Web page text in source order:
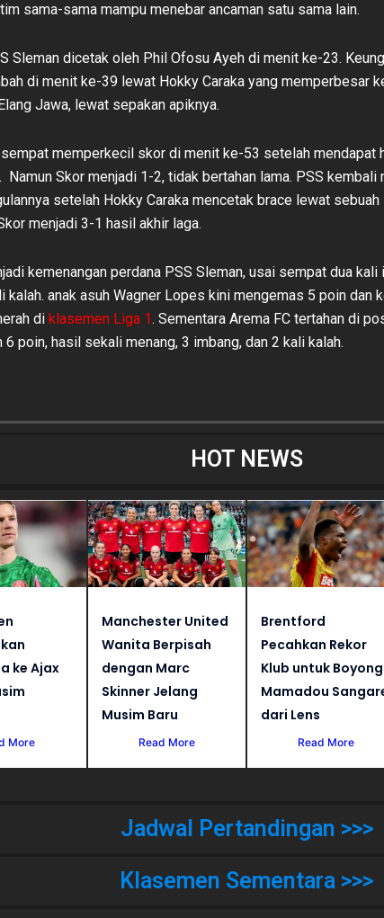
sama-sama mampu menebar ancaman satu sama lain.
Sleman dicetak oleh Phil Ofosu Ayeh di menit ke-23.
di menit ke-39 lewat Hokky Caraka yang memperbesar
Jawa, lewat sepakan apiknya.
memperkecil skor di menit ke-53 setelah mendapat
Namun Skor menjadi 1-2, tidak bertahan lama. PSS kembali
setelah Hokky Caraka mencetak brace lewat sebuah
menjadi 3-1 hasil akhir laga.
kemenangan perdana PSS Sleman, usai sempat dua kali
kalah. anak asuh Wagner Lopes kini mengemas 5 poin dan
di klasemen Liga 1. Sementara Arema FC tertahan di
6 poin, hasil sekali menang, 3 imbang, dan 2 kali kalah.
HOT NEWS
ke Ajax
More
Manchester United
Wanita Berpisah
dengan Marc
Skinner Jelang
Musim Baru
Read More
Brentford
Pecahkan Rekor
Klub untuk Boyong
Mamadou
dari Lens
Read More
Jadwal Pertandingan >>>
Klasemen Sementara >>>